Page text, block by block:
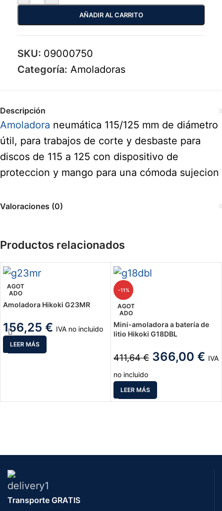
AÑADIR AL CARRITO
SKU: 09000750
Categoría: Amoladoras
Descripción
Amoladora neumática 115/125 mm de diámetro
útil, para trabajos de corte y desbaste para
discos de 115 a 125 con dispositivo de
proteccion y mango para una cómoda sujecion
Valoraciones (0)
Productos relacionados
AGOT
ADO
Amoladora Hikoki G23MR
156,25 € IVA no incluido
LEER MÁS
-11%
AGOT
ADO
Mini-amoladora a batería de
litio Hikoki G18DBL
411,64€ 366,00 € IVA
no incluido
LEER MÁS
Transporte GRATIS